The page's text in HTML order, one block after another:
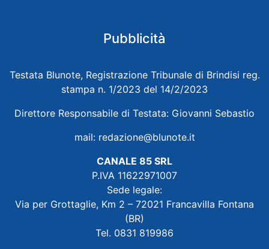
Pubblicità
Testata Blunote, Registrazione Tribunale di Brindisi reg.
stampa n. 1/2023 del 14/2/2023
Direttore Responsabile di Testata: Giovanni Sebastio
mail: redazione@blunote.it
CANALE 85 SRL
P.IVA 11622971007
Sede legale:
Via per Grottaglie, Km 2 – 72021 Francavilla Fontana
(BR)
Tel. 0831 819986